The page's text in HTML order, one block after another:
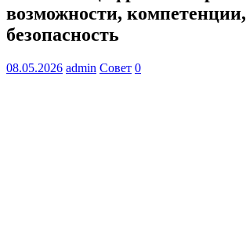
возможности, компетенции,
безопасность
08.05.2026 admin Совет 0